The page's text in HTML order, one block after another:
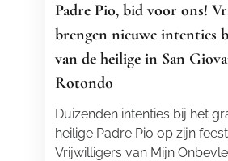
Padre Pio, bid voor ons!
brengen nieuwe intenties
van de heilige in San
Rotondo
Duizenden intenties bij het
heilige Padre Pio op zijn
Vrijwilligers van Mijn